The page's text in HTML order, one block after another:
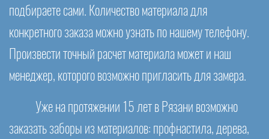
подбираете сами. Количество материала для
конкретного заказа можно узнать по нашему телефону.
Произвести точный расчет материала может и наш
менеджер, которого возможно пригласить для замера.
Уже на протяжении 15 лет в Рязани возможно
заказать заборы из материалов: профнастила, дерева,